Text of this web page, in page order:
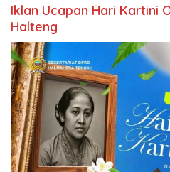
Iklan Ucapan Hari Kartini
Halteng